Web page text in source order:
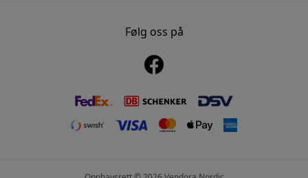
www.pipetto.se
Følg oss på